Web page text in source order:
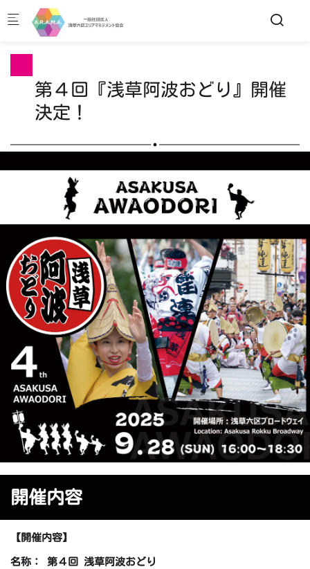
Skip to main content
第４回『浅草阿波おどり』開催
決定！
開催内容
【開催内容】
名称： 第４回 浅草阿波おどり